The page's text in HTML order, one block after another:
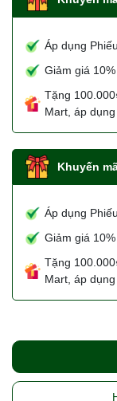
Áp dụng
Giảm giá
Tặng
Mart, áp
Khuyến
Áp dụng
Giảm giá
Tặng
Mart, áp